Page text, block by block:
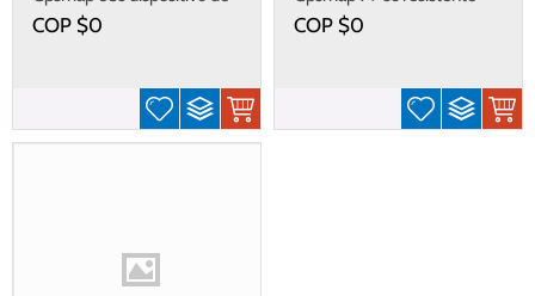
mano multibanda con
precisión de seguimiento
COP $0
dispositivo de mano
flotante
COP $0